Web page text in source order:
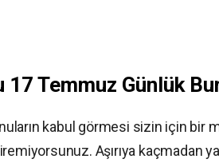
17 Temmuz Günlük
kabul görmesi sizin için bir
Aşırıya kaçmadan